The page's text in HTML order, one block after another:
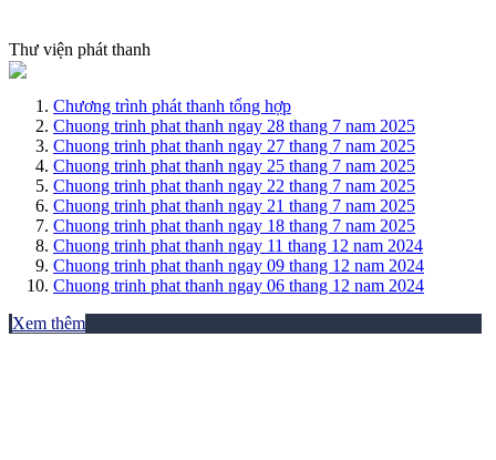
Thư viện phát thanh
Chương trình phát thanh tổng hợp
Chuong trinh phat thanh ngay 28 thang 7 nam 2025
Chuong trinh phat thanh ngay 27 thang 7 nam 2025
Chuong trinh phat thanh ngay 25 thang 7 nam 2025
Chuong trinh phat thanh ngay 22 thang 7 nam 2025
Chuong trinh phat thanh ngay 21 thang 7 nam 2025
Chuong trinh phat thanh ngay 18 thang 7 nam 2025
Chuong trinh phat thanh ngay 11 thang 12 nam 2024
Chuong trinh phat thanh ngay 09 thang 12 nam 2024
Chuong trinh phat thanh ngay 06 thang 12 nam 2024
Xem thêm